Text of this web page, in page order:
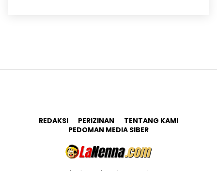
REDAKSI PERIZINAN
TENTANG KAMI
PEDOMAN MEDIA SIBER